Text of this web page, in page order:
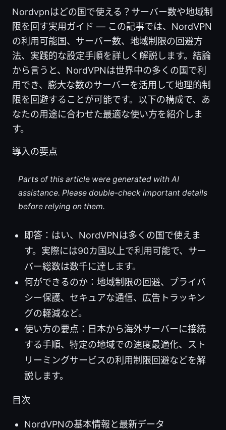
Nordvpnはどの国で使える？サーバー数や地域制
限を回す実用ガイド — この記事では、NordVPN
の利用可能国、サーバー数、地域制限の回避方
法、実践的な設定手順を詳しく解説します。結論
から言うと、NordVPNは世界中の多くの国で利
用でき、膨大な数のサーバーを活用して地理的制
限を回避することが可能です。以下の構成で、あ
なたの用途に合わせた最適な使い方を紹介しま
す。
導入の要点
Parts of this article were generated with AI
assistance. Please double-check important details
before relying on them.
即答：はい、NordVPNは多くの国で使えま
す。実際には90カ国以上で利用可能で、サー
バー総数は数千に達します。
何ができるのか：地域制限の回避、プライバ
シー保護、セキュアな通信、広告トラッキン
グの軽減など。
使い方の要点：日本から海外サーバーに接続
する手順、特定の地域での速度最適化、スト
リーミングサービスの利用制限回避などを解
説します。
目次
NordVPNの基本情報と最新データ